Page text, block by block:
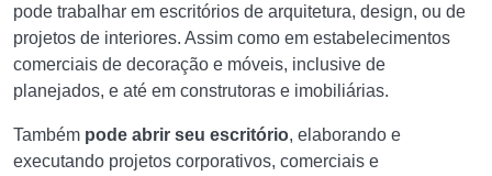
pode trabalhar em escritórios de arquitetura, design, ou de
projetos de interiores. Assim como em estabelecimentos
comerciais de decoração e móveis, inclusive de
planejados, e até em construtoras e imobiliárias.
Também pode abrir seu escritório, elaborando e
executando projetos corporativos, comerciais e